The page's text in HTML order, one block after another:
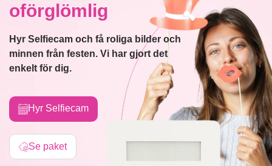
oförglömlig
Hyr Selfiecam och få roliga bilder och
minnen från festen. Vi har gjort det
enkelt för dig.
Hyr Selfiecam
Se paket